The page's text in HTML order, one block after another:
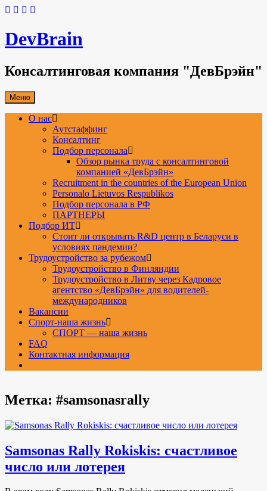
Skip
content
DevBrain
Консалтинговая компания "ДевБрэйн"
Меню
О нас
Аутстаффинг
Консалтинг
Подбор персонала
Обзор рынка труда с консалтинговой
компанией «ДевБрэйн»
Recruitment in the countries of the European Union
Personalo Lietuvos Respublikos
Подбор персонала в РФ
ПАРТНЕРЫ
Подбор ИТ
Стоит ли открывать R&D центр в Беларуси в
условиях пандемии?
Трудоустройство за рубежом
Трудоустройство в Финляндии
Трудоустройство в Литву через Кадровое
агентство «ДевБрэйн» для водителей-
международников
Вакансии
Спорт-наша жизнь
СПОРТ — наша жизнь
FAQ
Контактная информация
Метка: #samsonasrally
Samsonas Rally Rokiskis: счастливое
число или лотерея